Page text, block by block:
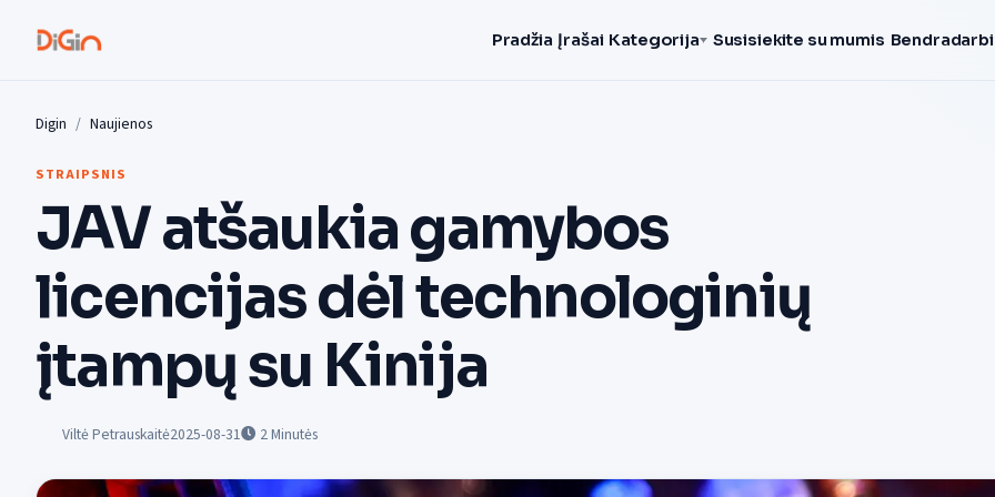
Pradžia Įrašai Kategorija Susisiekite su mumis
Digin Naujienos
STRAIPSNIS
JAV atšaukia gamybos
licencijas dėl technologinių
įtampų su Kinija
Viltė Petrauskaitė2025-08-31 2Minutės